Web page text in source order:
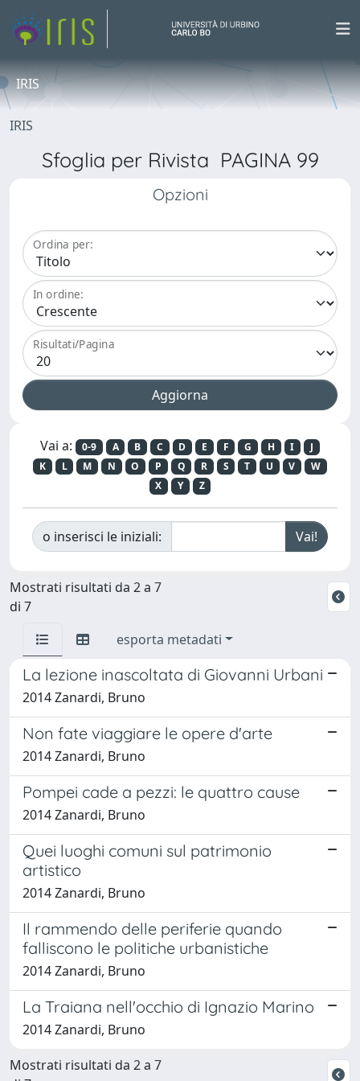
IRIS
IRIS
Sfoglia per Rivista PAGINA 99
Opzioni
Ordina per:
In ordine:
Risultati/Pagina
Vai a: 0-9 A B C D E F G H I
J
K
L M N O P Q R S T U V
W
X
Y Z
o inserisci le iniziali:
Mostrati risultati da 2 a 7
di 7
esporta metadati
La lezione inascoltata di Giovanni Urbani
2014 Zanardi, Bruno
Non fate viaggiare le opere d'arte
2014 Zanardi, Bruno
Pompei cade a pezzi: le quattro cause
2014 Zanardi, Bruno
Quei luoghi comuni sul patrimonio
artistico
2014 Zanardi, Bruno
Il rammendo delle periferie quando
falliscono le politiche urbanistiche
2014 Zanardi, Bruno
La Traiana nell'occhio di Ignazio Marino
2014 Zanardi, Bruno
Mostrati risultati da 2 a 7